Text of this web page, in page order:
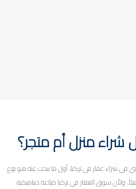
شراء منزل أم متجر؟
في شراء عقار في تركيا، أول ما يبحث عنه هو نوع
ولأن سوق العقار في تركيا صناعة ديناميكية